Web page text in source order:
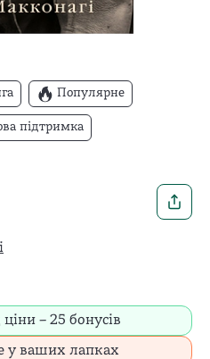
Популярне
підтримка
– 25 бонусів
у ваших лапках